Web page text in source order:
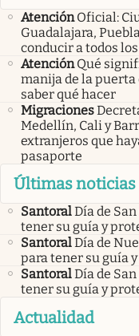
Atención Oficial:
Guadalajara,
conducir a todos
Atención Qué
manija de la
saber qué hacer
Migraciones
Medellín, Cali y
extranjeros que
pasaporte
Últimas noticias
SantoralDía de
tener su guía y
SantoralDía de
para tener su guía
SantoralDía de
tener su guía y
Actualidad